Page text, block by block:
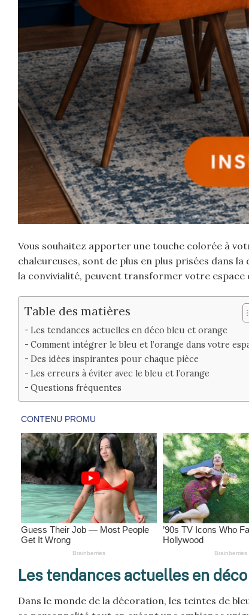
Vous souhaitez apporter une touche colorée à
chaleureuses, sont de plus en plus prisées dans
la convivialité, peuvent transformer votre espace
Table des matières
Les tendances actuelles en déco bleu et orange
Comment intégrer le bleu et l’orange dans votre
Des idées inspirantes pour chaque pièce
Les erreurs à éviter avec le bleu et l’orange
Questions fréquentes
Les tendances actuelles en
Dans le monde de la décoration, les teintes de